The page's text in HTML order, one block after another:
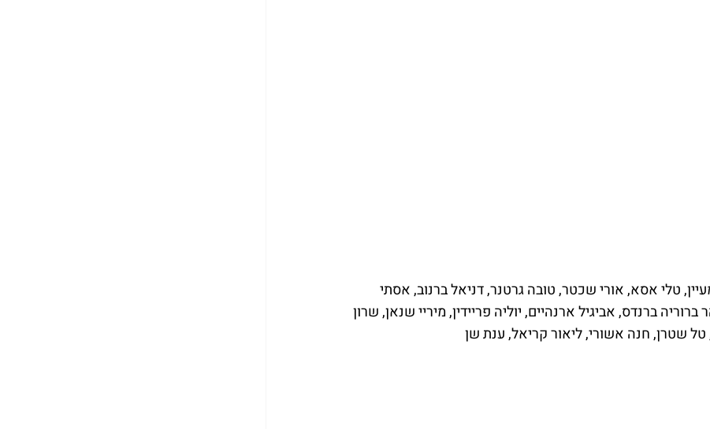
טלי אסא, אורי שכטר, טובה גרטנר, דניאל ברנוב, אסתי
ברוריה ברנדס, אביגיל ארנהיים, יוליה פריידין, מיריי שנאן, שרון
טל שטרן, חנה אשורי, ליאור קריאל, ענת שן